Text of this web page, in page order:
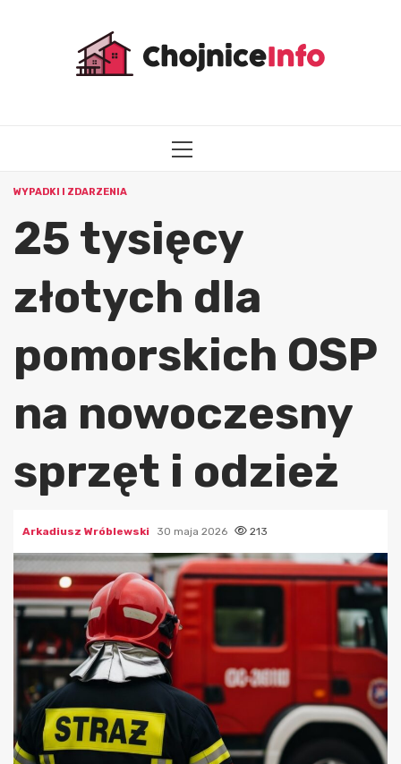
MENU
WYPADKI I ZDARZENIA
25 tysięcy
złotych dla
pomorskich OSP
na nowoczesny
sprzęt i odzież
Arkadiusz Wróblewski 30 maja 2026 213